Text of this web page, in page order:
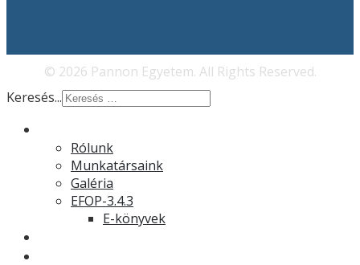
© 2026 Pannon Egyetem. All Rights Reserved.
Keresés...
Rólunk
Munkatársaink
Galéria
EFOP-3.4.3
E-könyvek